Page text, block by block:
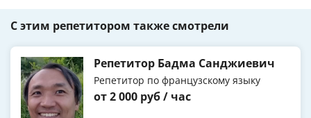
С этим репетитором также смотрели
Репетитор Бадма Санджиевич
Репетитор по французскому языку
от 2 000 руб / час